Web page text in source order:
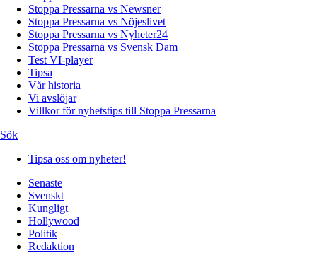
Stoppa Pressarna vs Newsner
Stoppa Pressarna vs Nöjeslivet
Stoppa Pressarna vs Nyheter24
Stoppa Pressarna vs Svensk Dam
Test VI-player
Tipsa
Vår historia
Vi avslöjar
Villkor för nyhetstips till Stoppa Pressarna
Sök
Tipsa oss om nyheter!
Senaste
Svenskt
Kungligt
Hollywood
Politik
Redaktion